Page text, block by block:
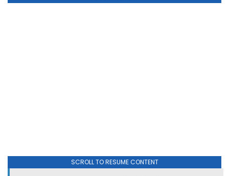
SCROLL TO RESUME CONTENT